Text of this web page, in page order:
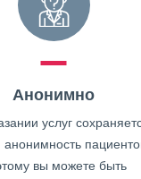
Анонимно
услуг
анонимность
вы можете быть